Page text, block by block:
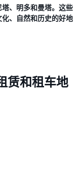
、明多和曼塔。这些
、自然和历史的好地
赁和租车地